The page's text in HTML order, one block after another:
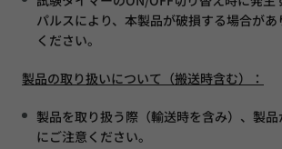
パルスにより、本製品が破損する場合が
ください。
製品の取り扱いについて（搬送時含む）：
製品を取り扱う際（輸送時を含み）、製
にご注意ください。